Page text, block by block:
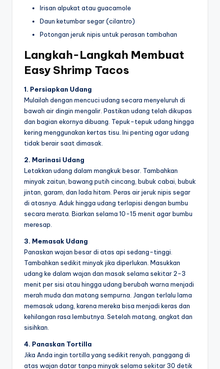
Irisan alpukat atau guacamole
Daun ketumbar segar (cilantro)
Potongan jeruk nipis untuk perasan tambahan
Langkah-Langkah Membuat
Easy Shrimp Tacos
1. Persiapkan Udang
Mulailah dengan mencuci udang secara menyeluruh di
bawah air dingin mengalir. Pastikan udang telah dikupas
dan bagian ekornya dibuang. Tepuk-tepuk udang hingga
kering menggunakan kertas tisu. Ini penting agar udang
tidak berair saat dimasak.
2. Marinasi Udang
Letakkan udang dalam mangkuk besar. Tambahkan
minyak zaitun, bawang putih cincang, bubuk cabai, bubuk
jintan, garam, dan lada hitam. Peras air jeruk nipis segar
di atasnya. Aduk hingga udang terlapisi dengan bumbu
secara merata. Biarkan selama 10-15 menit agar bumbu
meresap.
3. Memasak Udang
Panaskan wajan besar di atas api sedang-tinggi.
Tambahkan sedikit minyak jika diperlukan. Masukkan
udang ke dalam wajan dan masak selama sekitar 2-3
menit per sisi atau hingga udang berubah warna menjadi
merah muda dan matang sempurna. Jangan terlalu lama
memasak udang, karena mereka bisa menjadi keras dan
kehilangan rasa lembutnya. Setelah matang, angkat dan
sisihkan.
4. Panaskan Tortilla
Jika Anda ingin tortilla yang sedikit renyah, panggang di
atas wajan datar tanpa minyak selama sekitar 30 detik